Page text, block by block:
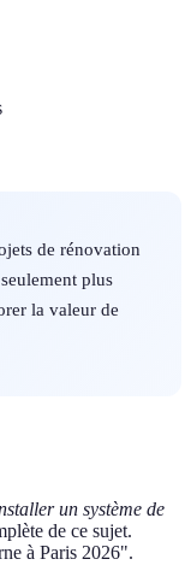
de rénovation
plus
la valeur de
un système de
de ce sujet.
à Paris 2026".